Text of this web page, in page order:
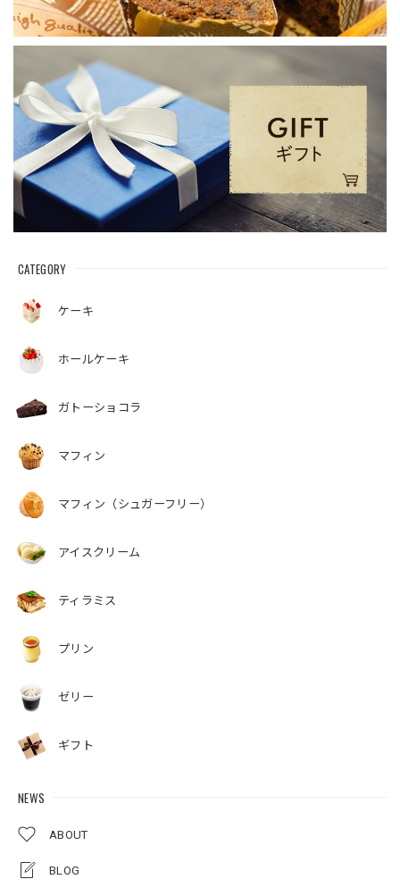
CATEGORY
ケーキ
ホールケーキ
ガトーショコラ
マフィン
マフィン（シュガーフリー）
アイスクリーム
ティラミス
プリン
ゼリー
ギフト
NEWS
ABOUT
BLOG